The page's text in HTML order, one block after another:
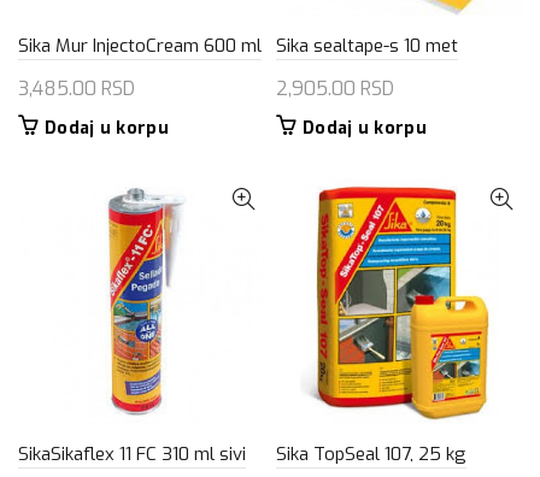
Sika Mur InjectoCream 600 ml
3,485.00 RSD
Dodaj u korpu
Sika sealtape-s 10 met
2,905.00 RSD
Dodaj u korpu
SikaSikaflex 11 FC 310 ml sivi Sika TopSeal 107, 25 kg